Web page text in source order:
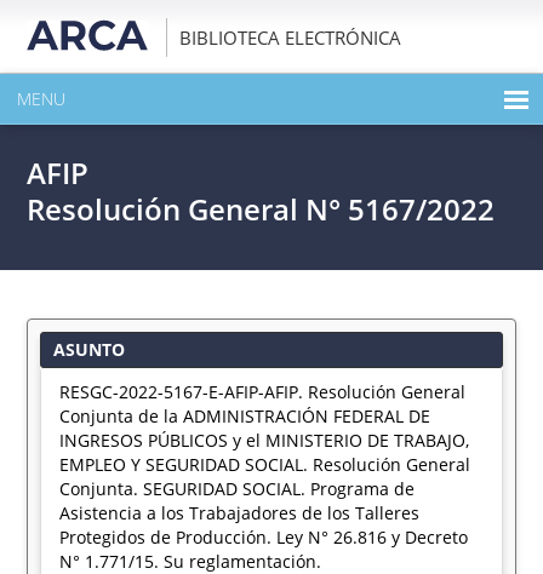
BIBLIOTECA ELECTRÓNICA
MENU
EXPANDIR TODO EL CONTENIDO DE LA PUBLICACIÓN
AFIP
Resolución General N° 5167/2022
ASUNTO
RESGC-2022-5167-E-AFIP-AFIP. Resolución General
Conjunta de la ADMINISTRACIÓN FEDERAL DE
INGRESOS PÚBLICOS y el MINISTERIO DE TRABAJO,
EMPLEO Y SEGURIDAD SOCIAL. Resolución General
Conjunta. SEGURIDAD SOCIAL. Programa de
Asistencia a los Trabajadores de los Talleres
Protegidos de Producción. Ley N° 26.816 y Decreto
N° 1.771/15. Su reglamentación.